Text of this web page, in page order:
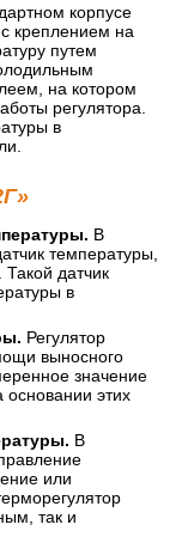
корпусе
креплением на
путем
на котором
регулятора.
в
В
температуры,
датчик
в
Регулятор
выносного
значение
этих
В
или
так и